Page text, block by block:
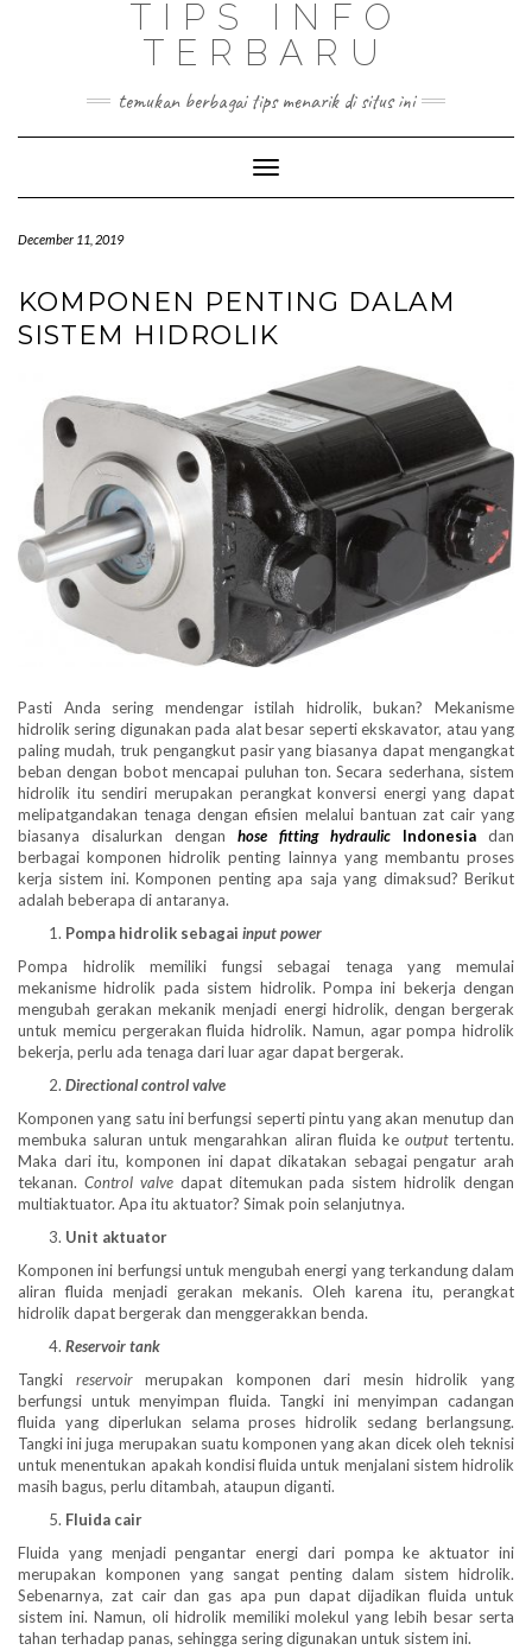
TIPS INFO
TERBARU
temukan berbagai tips menarik di situs ini
Toggle
Navigation
December 11, 2019
KOMPONEN PENTING DALAM
SISTEM HIDROLIK
Pasti Anda sering mendengar istilah hidrolik, bukan? Mekanisme
hidrolik sering digunakan pada alat besar seperti ekskavator, atau yang
paling mudah, truk pengangkut pasir yang biasanya dapat mengangkat
beban dengan bobot mencapai puluhan ton. Secara sederhana, sistem
hidrolik itu sendiri merupakan perangkat konversi energi yang dapat
melipatgandakan tenaga dengan efisien melalui bantuan zat cair yang
biasanya disalurkan dengan hose fitting hydraulic Indonesia dan
berbagai komponen hidrolik penting lainnya yang membantu proses
kerja sistem ini. Komponen penting apa saja yang dimaksud? Berikut
adalah beberapa di antaranya.
Pompa hidrolik sebagai input power
Pompa hidrolik memiliki fungsi sebagai tenaga yang memulai
mekanisme hidrolik pada sistem hidrolik. Pompa ini bekerja dengan
mengubah gerakan mekanik menjadi energi hidrolik, dengan bergerak
untuk memicu pergerakan fluida hidrolik. Namun, agar pompa hidrolik
bekerja, perlu ada tenaga dari luar agar dapat bergerak.
Directional control valve
Komponen yang satu ini berfungsi seperti pintu yang akan menutup dan
membuka saluran untuk mengarahkan aliran fluida ke outputtertentu.
Maka dari itu, komponen ini dapat dikatakan sebagai pengatur arah
tekanan. Control valvedapat ditemukan pada sistem hidrolik dengan
multiaktuator. Apa itu aktuator? Simak poin selanjutnya.
Unit aktuator
Komponen ini berfungsi untuk mengubah energi yang terkandung dalam
aliran fluida menjadi gerakan mekanis. Oleh karena itu, perangkat
hidrolik dapat bergerak dan menggerakkan benda.
Reservoir tank
Tangki reservoirmerupakan komponen dari mesin hidrolik yang
berfungsi untuk menyimpan fluida. Tangki ini menyimpan cadangan
fluida yang diperlukan selama proses hidrolik sedang berlangsung.
Tangki ini juga merupakan suatu komponen yang akan dicek oleh teknisi
untuk menentukan apakah kondisi fluida untuk menjalani sistem hidrolik
masih bagus, perlu ditambah, ataupun diganti.
Fluida cair
Fluida yang menjadi pengantar energi dari pompa ke aktuator ini
merupakan komponen yang sangat penting dalam sistem hidrolik.
Sebenarnya, zat cair dan gas apa pun dapat dijadikan fluida untuk
sistem ini. Namun, oli hidrolik memiliki molekul yang lebih besar serta
tahan terhadap panas, sehingga sering digunakan untuk sistem ini.